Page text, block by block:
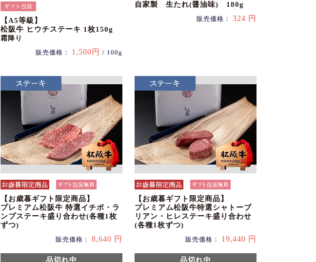
【A5等級】
松阪牛 ヒウチステーキ 1枚150g
霜降り
販売価格： 1,500円 / 100g
自家製 生たれ(醤油味) 180g
販売価格： 324 円
【お歳暮ギフト限定商品】
プレミアム松阪牛 特選イチボ・ラ
ンプステーキ盛り合わせ(各種1枚
ずつ)
販売価格： 8,640 円
品切れ中
【お歳暮ギフト限定商品】
プレミアム松阪牛特選シャトーブ
リアン・ヒレステーキ盛り合わせ
(各種1枚ずつ)
販売価格： 19,440 円
品切れ中